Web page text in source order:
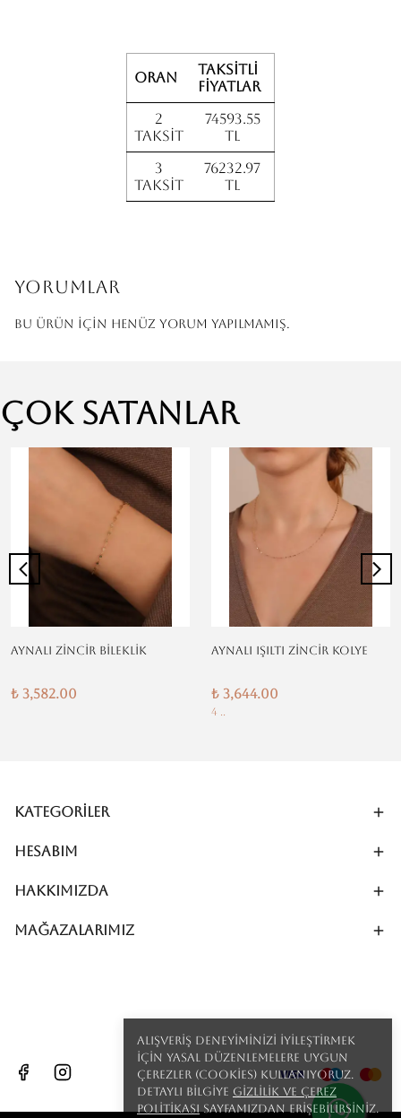
Alışveriş deneyiminizi iyileştirmek
için yasal düzenlemelere uygun
çerezler (cookies) kullanıyoruz.
Detaylı bilgiye Gizlilik ve Çerez
Politikasısayfamızdan erişebilirsiniz.
Oran
Taksitli
fiyatlar
2
Taksit
74593.55
TL
3
Taksit
76232.97
TL
Yorumlar
Bu ürün için henüz yorum yapılmamış.
Çok Satanlar
AYNALI ZİNCİR BİLEKLİK
₺ 3,582.00
AYNALI IŞILTI ZİNCİR KOLYE
₺ 3,644.00
4 ..
Kategoriler
Hesabım
Hakkımızda
MAĞAZALARIMIZ